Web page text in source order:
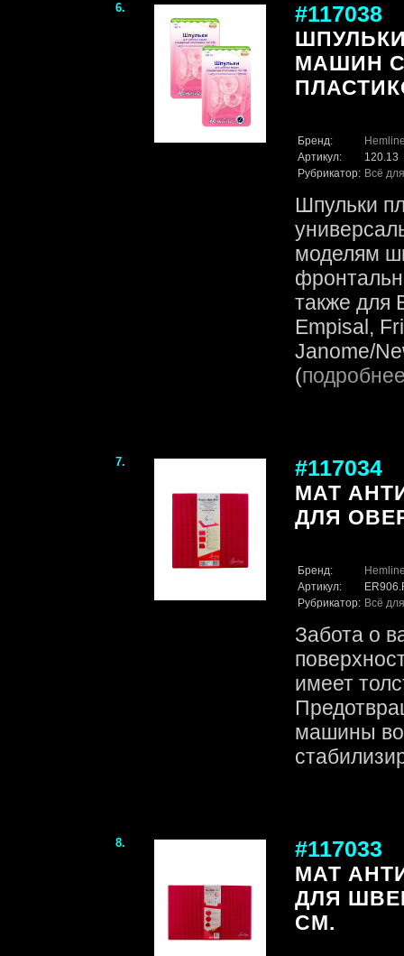
6. #117038
МАШИН
Бренд:
Артикул:
120.13
Рубрикатор: Всё
Шпульки
моделям
также для
Empisal,
Janome/
(
7. #117034
МАТ
ДЛЯ
Бренд:
Артикул:
Рубрикатор: Всё
Забота о
имеет
машины
8. #117033
МАТ
ДЛЯ
СМ.